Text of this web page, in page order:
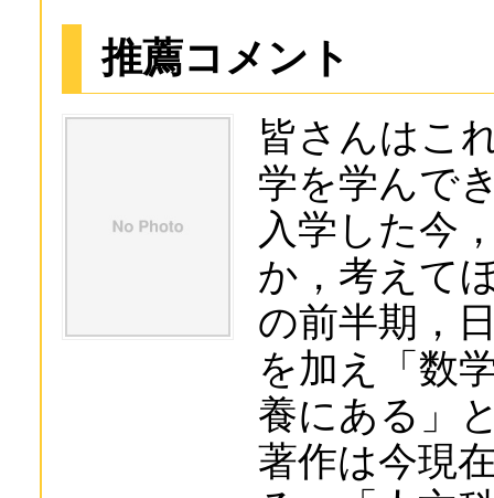
推薦コメント
皆さんはこ
学を学んで
入学した今
か，考えて
の前半期，
を加え「数
養にある」
著作は今現